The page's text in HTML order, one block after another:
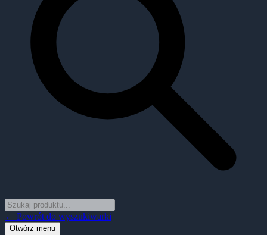
← Powrót do wyszukiwarki
Otwórz menu